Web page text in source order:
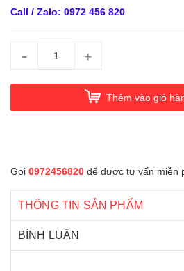
Call / Zalo: 0972 456 820
- +
Thêm vào giỏ
Gọi 0972456820 để được tư vấn miễn
THÔNG TIN SẢN PHẨM
BÌNH LUẬN